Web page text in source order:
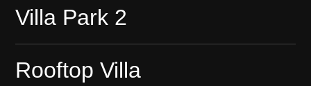
Villa Park 2
Rooftop Villa